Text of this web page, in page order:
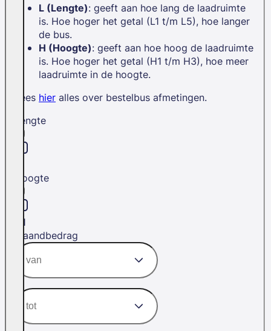
L (Lengte): geeft aan hoe lang de laadruimte
is. Hoe hoger het getal (L1 t/m L5), hoe langer
de bus.
H (Hoogte): geeft aan hoe hoog de laadruimte
is. Hoe hoger het getal (H1 t/m H3), hoe meer
laadruimte in de hoogte.
Lees hier alles over bestelbus afmetingen.
Lengte
Hoogte
H1
Maandbedrag